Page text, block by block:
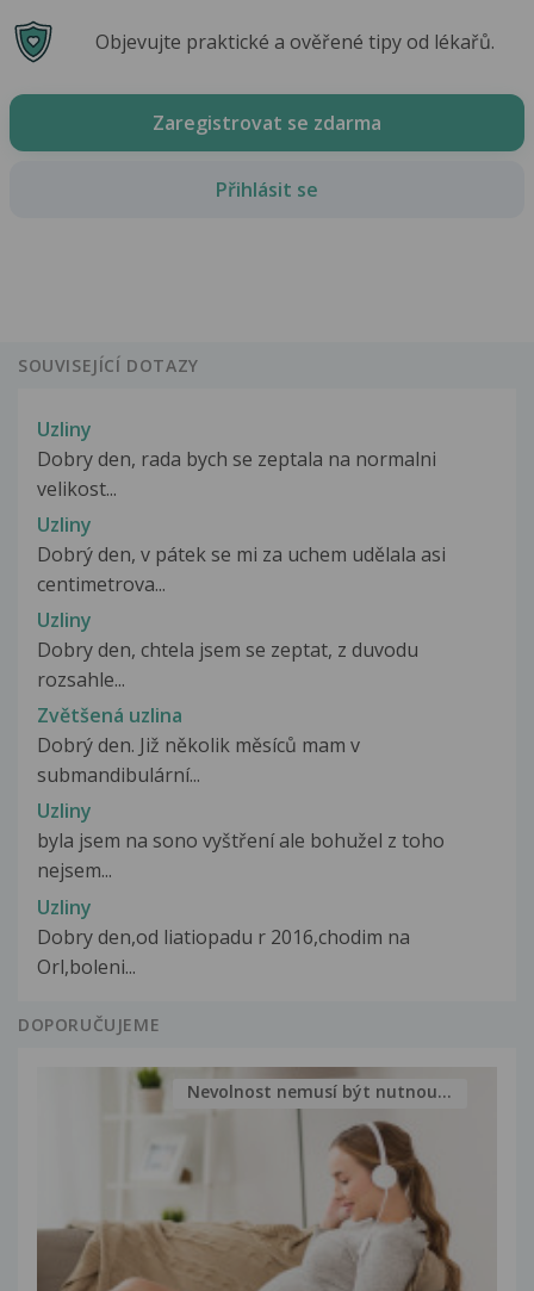
Objevujte praktické a ověřené tipy od lékařů.
Zaregistrovat se zdarma
Přihlásit se
SOUVISEJÍCÍ DOTAZY
Uzliny
Dobry den, rada bych se zeptala na normalni
velikost...
Uzliny
Dobrý den, v pátek se mi za uchem udělala asi
centimetrova...
Uzliny
Dobry den, chtela jsem se zeptat, z duvodu
rozsahle...
Zvětšená uzlina
Dobrý den. Již několik měsíců mam v
submandibulární...
Uzliny
byla jsem na sono vyštření ale bohužel z toho
nejsem...
Uzliny
Dobry den,od liatiopadu r 2016,chodim na
Orl,boleni...
DOPORUČUJEME
Nevolnost nemusí být nutnou...